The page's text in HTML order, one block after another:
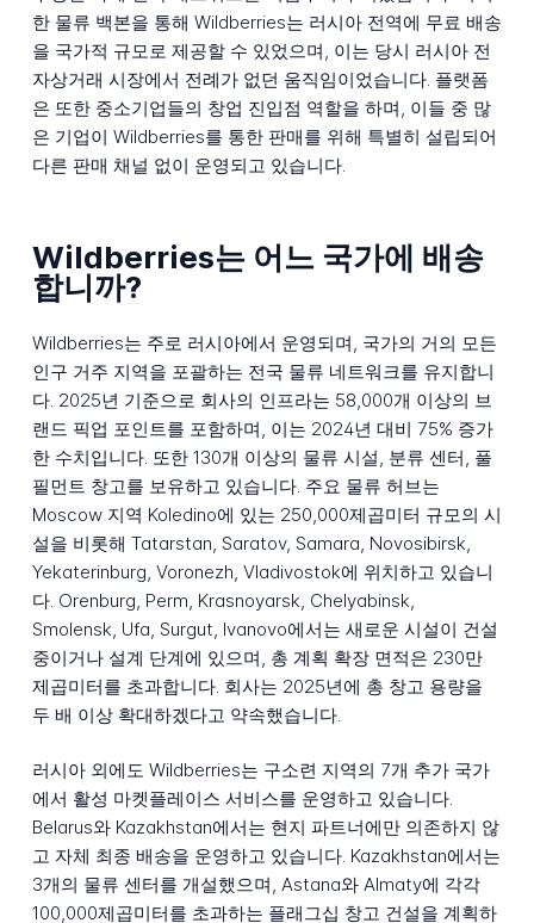
한 물류 백본을 통해 Wildberries는 러시아 전역에 무료 배송
을 국가적 규모로 제공할 수 있었으며, 이는 당시 러시아 전
자상거래 시장에서 전례가 없던 움직임이었습니다. 플랫폼
은 또한 중소기업들의 창업 진입점 역할을 하며, 이들 중 많
은 기업이 Wildberries를 통한 판매를 위해 특별히 설립되어
다른 판매 채널 없이 운영되고 있습니다.
Wildberries는 어느 국가에 배송
합니까?
Wildberries는 주로 러시아에서 운영되며, 국가의 거의 모든
인구 거주 지역을 포괄하는 전국 물류 네트워크를 유지합니
다. 2025년 기준으로 회사의 인프라는 58,000개 이상의 브
랜드 픽업 포인트를 포함하며, 이는 2024년 대비 75% 증가
한 수치입니다. 또한 130개 이상의 물류 시설, 분류 센터, 풀
필먼트 창고를 보유하고 있습니다. 주요 물류 허브는
Moscow 지역 Koledino에 있는 250,000제곱미터 규모의 시
설을 비롯해 Tatarstan, Saratov, Samara, Novosibirsk,
Yekaterinburg, Voronezh, Vladivostok에 위치하고 있습니
다. Orenburg, Perm, Krasnoyarsk, Chelyabinsk,
Smolensk, Ufa, Surgut, Ivanovo에서는 새로운 시설이 건설
중이거나 설계 단계에 있으며, 총 계획 확장 면적은 230만
제곱미터를 초과합니다. 회사는 2025년에 총 창고 용량을
두 배 이상 확대하겠다고 약속했습니다.
러시아 외에도 Wildberries는 구소련 지역의 7개 추가 국가
에서 활성 마켓플레이스 서비스를 운영하고 있습니다.
Belarus와 Kazakhstan에서는 현지 파트너에만 의존하지 않
고 자체 최종 배송을 운영하고 있습니다. Kazakhstan에서는
3개의 물류 센터를 개설했으며, Astana와 Almaty에 각각
100,000제곱미터를 초과하는 플래그십 창고 건설을 계획하